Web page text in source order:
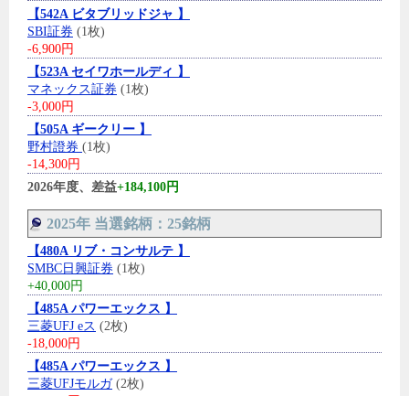
【542A ビタブリッドジャ 】
SBI証券 (1枚)
-6,900円
【523A セイワホールディ 】
マネックス証券 (1枚)
-3,000円
【505A ギークリー 】
野村證券 (1枚)
-14,300円
2026年度、差益+184,100円
2025年 当選銘柄：25銘柄
【480A リブ・コンサルテ 】
SMBC日興証券 (1枚)
+40,000円
【485A パワーエックス 】
三菱UFJ eス (2枚)
-18,000円
【485A パワーエックス 】
三菱UFJモルガ(2枚)